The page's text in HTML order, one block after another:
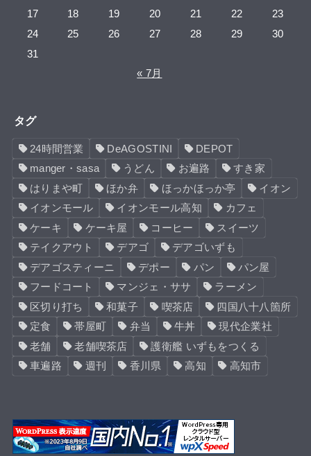
17
18 19 20 21 22
23
24
25 26 27 28 29
30
31
« 7月
タグ
24時間営業 DeAGOSTINI
DEPOT
manger・sasa
うどん お遍路
すき家
はりまや町
ほか弁 ほっかほっか亭
イオン
イオンモール
イオンモール高知
カフェ
ケーキ
ケーキ屋 コーヒー
スイーツ
テイクアウト
デアゴ
デアゴいずも
デアゴスティーニ
デポー パン
パン屋
フードコート
マンジェ・ササ
ラーメン
区切り打ち
和菓子 喫茶店
四国八十八箇所
定食
帯屋町 弁当 牛丼
現代企業社
老舗
老舗喫茶店
護衛艦 いずもをつくる
車遍路
週刊 香川県 高知 高知市